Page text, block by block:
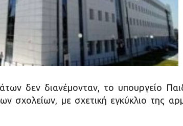
δεν διανέμονταν, το υπουργείο
σχολείων, με σχετική εγκύκλιο της